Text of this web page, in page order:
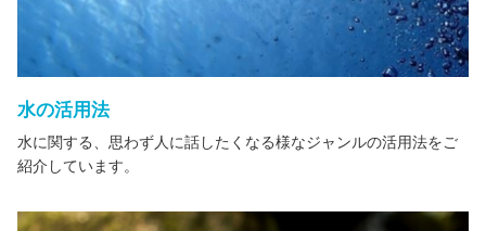
水の活用法
水に関する、思わず人に話したくなる様なジャンルの活用法をご
紹介しています。